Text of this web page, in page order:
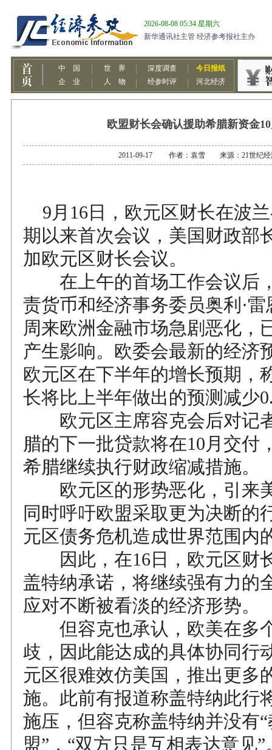
欧盟财长会确认援助希腊新资金
2011-09-17 作者：袁雪 来源：21世纪经
9月16日，欧元区财长在波
期以来首次会议，美国财政部
加欧元区财长会议。
在上午的首场工作会议后
责货币和经济事务委员奥利·
周来欧洲金融市场急剧恶化，
产生影响。欧委会最新的经济
欧元区在下半年的增长预期，
长将比上半年做出的预测减少
欧元区主席容克会后对记
腊的下一批贷款将在10月交付
希腊继续执行财政缩减措施。
欧元区的形势恶化，引来
同时呼吁欧盟采取更为决断的
元区债务危机造成世界范围内
因此，在16日，欧元区财
盖特纳承诺，将继续强有力的
应对不断被看淡的经济形势。
但容克也承认，欧美在多
歧，因此能达成的具体协同行
元区很难效仿美国，推出更多
施。此前有报道称盖特纳此行
施压，但容克称盖特纳并没有
盟”，“双方只是互相表达意见”